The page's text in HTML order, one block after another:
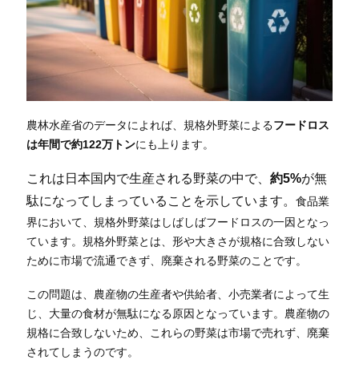
農林水産省のデータによれば、規格外野菜によるフードロス
は年間で約122万トンにも上ります。
これは日本国内で生産される野菜の中で、 約5%が無
駄になってしまっていることを示しています。 食品業
界において、規格外野菜はしばしばフードロスの一因となっ
ています。規格外野菜とは、形や大きさが規格に合致しない
ために市場で流通できず、廃棄される野菜のことです。
この問題は、農産物の生産者や供給者、小売業者によって生
じ、大量の食材が無駄になる原因となっています。農産物の
規格に合致しないため、これらの野菜は市場で売れず、廃棄
されてしまうのです。